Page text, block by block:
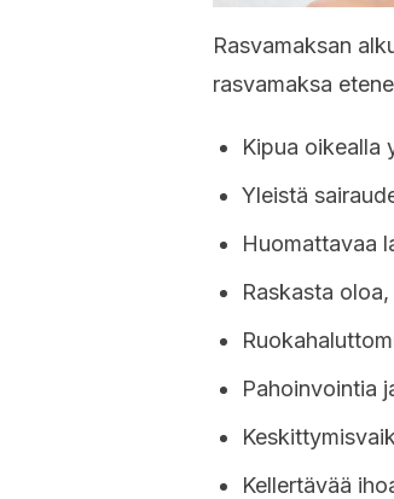
Rasvamaksan
rasvamaksa
Kipua oikealla
Yleistä
Huomattavaa
Raskasta
Pahoinvointia
Kellertävää